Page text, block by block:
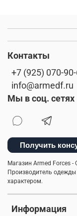
Информация
Контакты
+7 (925) 070-
info@armedf.ru
Мы в соц. сетях
Получить
Магазин Armed Forces
Производитель
характером.